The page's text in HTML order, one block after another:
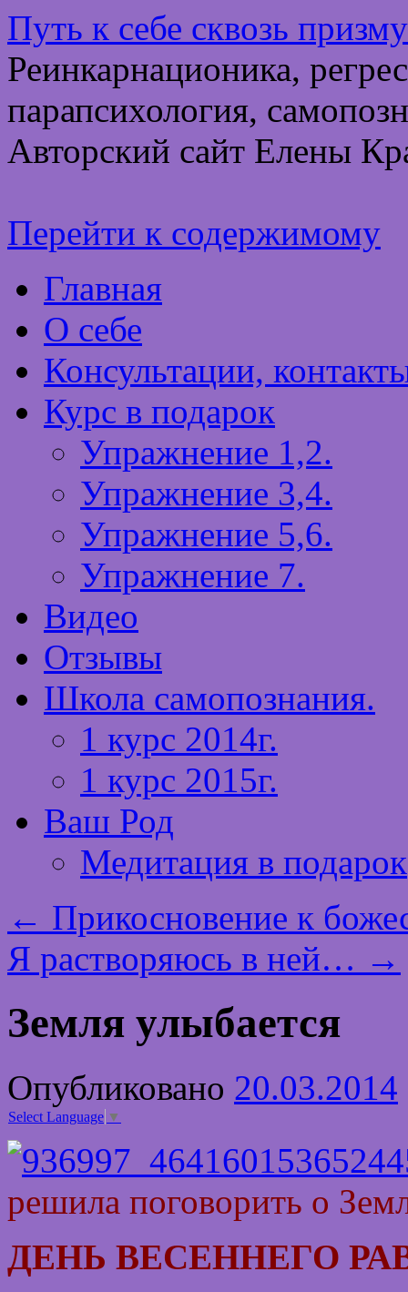
Путь к себе сквозь
Реинкарнационика,
парапсихология,
Авторский сайт Елены
Перейти к содержимому
Главная
О себе
Консультации,
Курс в подарок
Упражнение 1,2.
Упражнение 3,4.
Упражнение 5,6.
Упражнение 7.
Видео
Отзывы
Школа самопознания.
1 курс 2014г.
1 курс 2015г.
Ваш Род
Медитация в подарок
← Прикосновение к
Я растворяюсь в ней… →
Земля улыбается
Опубликовано 20.03.2014
Select Language ▼
решила поговорить о
ДЕНЬ ВЕСЕННЕГО